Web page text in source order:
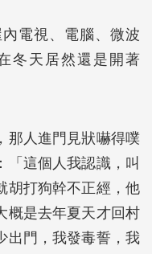
電視、電腦、微波
冬天居然還是開著
那人進門見狀嚇得噗
「這個人我認識，叫
胡打狗幹不正經，他
概是去年夏天才回村
出門，我發毒誓，我